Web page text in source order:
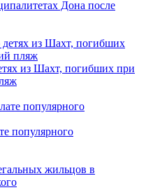
Дона после
из Шахт, погибших при
популярного